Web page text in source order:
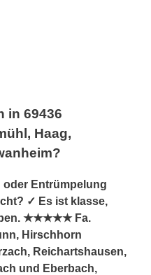
in 69436
Haag,
oder Entrümpelung
✓ Es ist klasse,
★★★★★ Fa.
Hirschhorn
Reichartshausen,
und Eberbach,